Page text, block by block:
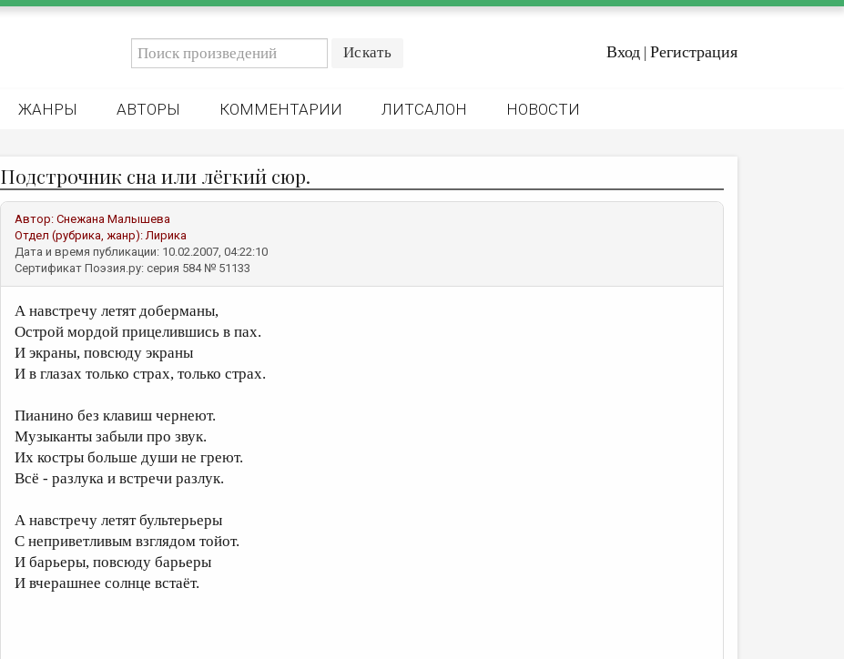
Вход | Регистрация
ЖАНРЫ АВТОРЫ КОММЕНТАРИИ ЛИТСАЛОН НОВОСТИ
Подстрочник сна или лёгкий сюр.
Автор: Снежана Малышева
Отдел (рубрика, жанр):Лирика
Дата и время публикации: 10.02.2007, 04:22:10
Сертификат Поэзия.ру: серия 584 № 51133
А навстречу летят доберманы,
Острой мордой прицелившись в пах.
И экраны, повсюду экраны
И в глазах только страх, только страх.
Пианино без клавиш чернеют.
Музыканты забыли про звук.
Их костры больше души не греют.
Всё - разлука и встречи разлук.
А навстречу летят бультерьеры
С неприветливым взглядом тойот.
И барьеры, повсюду барьеры
И вчерашнее солнце встаёт.